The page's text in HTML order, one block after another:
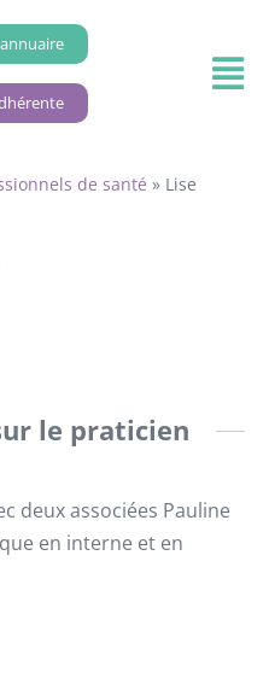
de santé » Lise
le praticien
deux associées Pauline
en interne et en